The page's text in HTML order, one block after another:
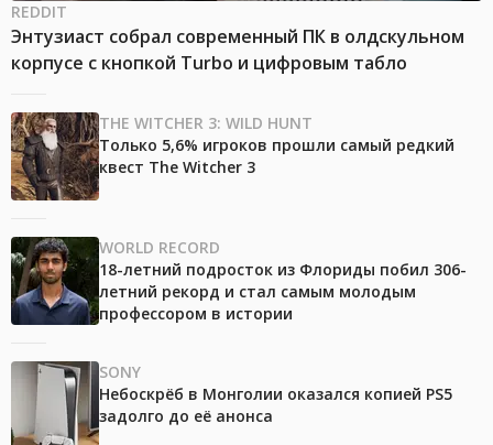
REDDIT
Энтузиаст собрал современный ПК в олдскульном
корпусе с кнопкой Turbo и цифровым табло
THE WITCHER 3: WILD HUNT
Только 5,6% игроков прошли самый редкий
квест The Witcher 3
WORLD RECORD
18-летний подросток из Флориды побил 306-
летний рекорд и стал самым молодым
профессором в истории
SONY
Небоскрёб в Монголии оказался копией PS5
задолго до её анонса